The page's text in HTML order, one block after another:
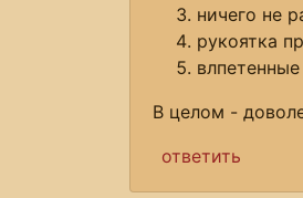
ничего не
рукоятка
В целом -
ответить